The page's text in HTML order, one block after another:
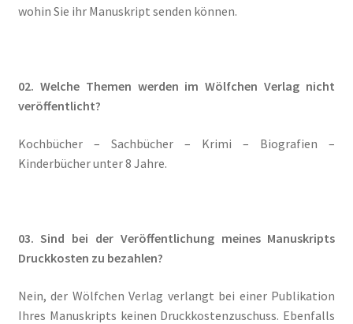
Ausschreibungen
Blog
Buch-Shop
Datenschutzerklärung
wohin Sie ihr Manuskript senden können.
02. Welche Themen werden im Wölfchen Verlag nicht
veröffentlicht?
Kochbücher – Sachbücher – Krimi – Biografien –
Kinderbücher unter 8 Jahre.
03. Sind bei der Veröffentlichung meines Manuskripts
Druckkosten zu bezahlen?
Nein, der Wölfchen Verlag verlangt bei einer Publikation
Ihres Manuskripts keinen Druckkostenzuschuss. Ebenfalls